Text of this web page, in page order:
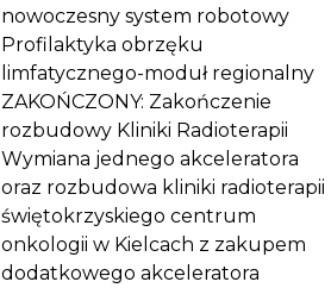
nowoczesny system robotowy
Profilaktyka obrzęku
limfatycznego-moduł regionalny
ZAKOŃCZONY: Zakończenie
rozbudowy Kliniki Radioterapii
Wymiana jednego akceleratora
oraz rozbudowa kliniki radioterapii
świętokrzyskiego centrum
onkologii w Kielcach z zakupem
dodatkowego akceleratora